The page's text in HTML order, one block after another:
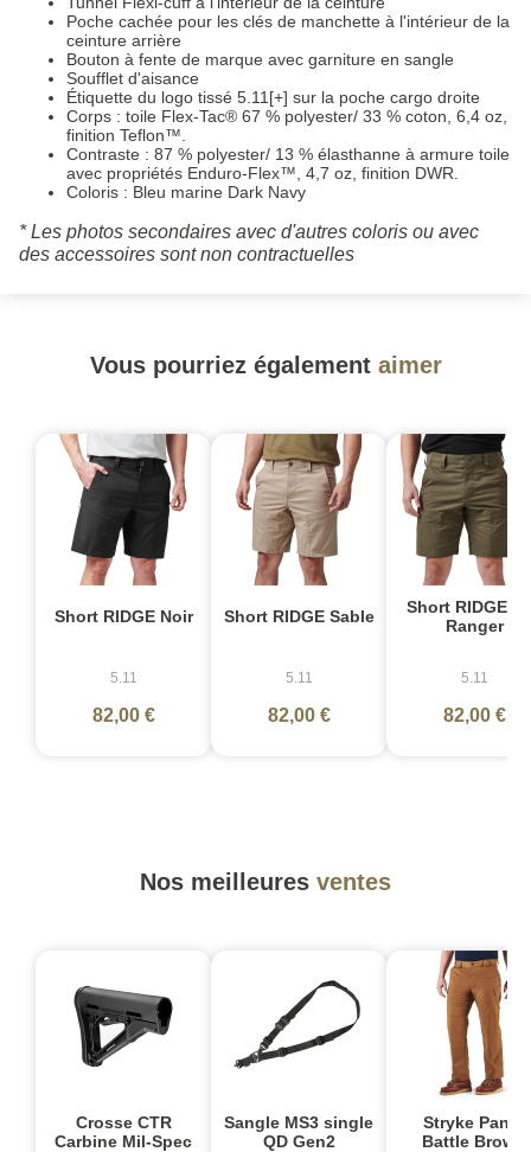
Poche cachée pour les clés de manchette à l'intérieur de la
ceinture arrière
Bouton à fente de marque avec garniture en sangle
Soufflet d'aisance
Étiquette du logo tissé 5.11[+] sur la poche cargo droite
Corps : toile Flex-Tac® 67 % polyester/ 33 % coton, 6,4 oz,
finition Teflon™.
Contraste : 87 % polyester/ 13 % élasthanne à armure toile
avec propriétés Enduro-Flex™, 4,7 oz, finition DWR.
Coloris : Bleu marine Dark Navy
* Les photos secondaires avec d'autres coloris ou avec
des accessoires sont non contractuelles
Vous pourriez également aimer
Short RIDGE Noir
5.11
82,00 €
Short RIDGE Sable
5.11
82,00 €
Short RIDGE
Ranger
5.11
82,00 €
Nos meilleures ventes
Crosse CTR
Carbine Mil-Spec
Sangle MS3 single
QD Gen2
Stryke Pant -
Battle Brown